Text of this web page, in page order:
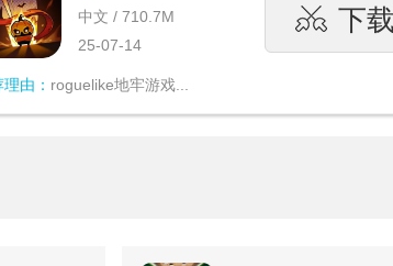
中文 / 710.7M
25-07-14
下载
由： roguelike地牢游戏...